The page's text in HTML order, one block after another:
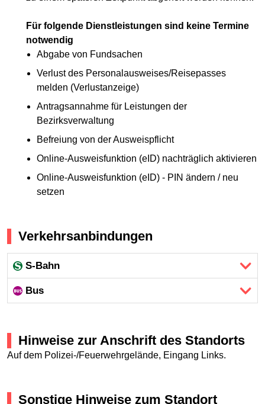
Für folgende Dienstleistungen sind keine Termine
notwendig
Abgabe von Fundsachen
Verlust des Personalausweises/Reisepasses
melden (Verlustanzeige)
Antragsannahme für Leistungen der
Bezirksverwaltung
Befreiung von der Ausweispflicht
Online-Ausweisfunktion (eID) nachträglich aktivieren
Online-Ausweisfunktion (eID) - PIN ändern / neu
setzen
Verkehrsanbindungen
S-Bahn
Bus
Hinweise zur Anschrift des Standorts
Auf dem Polizei-/Feuerwehrgelände, Eingang Links.
Sonstige Hinweise zum Standort